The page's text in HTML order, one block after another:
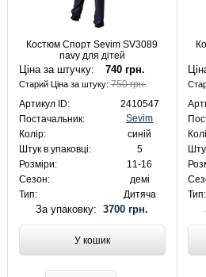
Костюм Спорт Sevim SV3089
navy для дітей
Ціна за штучку: 740 грн.
Старий Ціна за штуку:750 грн.
Артикул ID:
2410547
Постачальник:
Sevim
Колір:
синій
Штук в упаковці:
5
Розміри:
11-16
Сезон:
демі
Тип:
Дитяча
За упаковку:3700 грн.
У кошик
Тип: